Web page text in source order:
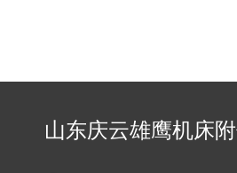
山东庆云雄鹰机床